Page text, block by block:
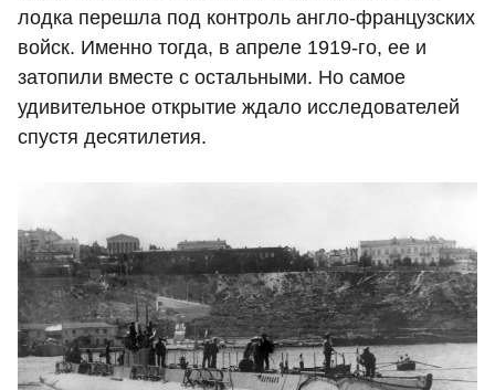
лодка перешла под контроль англо-французских
войск. Именно тогда, в апреле 1919-го, ее и
затопили вместе с остальными. Но самое
удивительное открытие ждало исследователей
спустя десятилетия.